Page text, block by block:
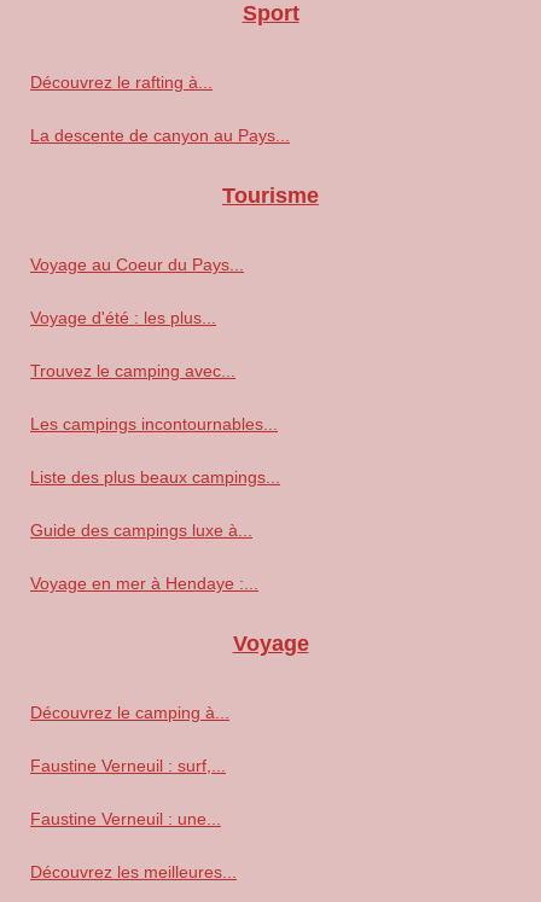
Sport
Découvrez le rafting à...
La descente de canyon au Pays...
Tourisme
Voyage au Coeur du Pays...
Voyage d'été : les plus...
Trouvez le camping avec...
Les campings incontournables...
Liste des plus beaux campings...
Guide des campings luxe à...
Voyage en mer à Hendaye :...
Voyage
Découvrez le camping à...
Faustine Verneuil : surf,...
Faustine Verneuil : une...
Découvrez les meilleures...